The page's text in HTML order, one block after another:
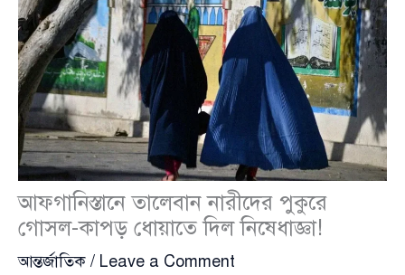
আফগানিস্তানে তালেবান নারীদের পুকুরে
গোসল-কাপড় ধোয়াতে দিল নিষেধাজ্ঞা!
আন্তর্জাতিক / Leave a Comment